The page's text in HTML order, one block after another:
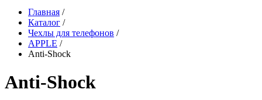
Главная /
Каталог /
Чехлы для телефонов /
APPLE /
Anti-Shock
Anti-Shock